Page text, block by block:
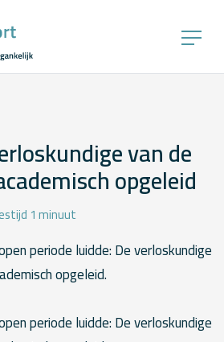
van de
opgeleid
1 minuut
periode luidde: De verloskundige
opgeleid.
periode luidde: De verloskundige